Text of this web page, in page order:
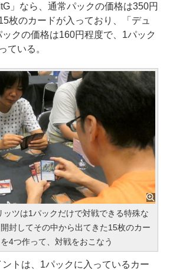
」なら、通常パックの価格は350円
枚のカードが入っており、「デュ
クの価格は160円程度で、1パック
ている。
ッツは1パックだけで対戦できる特殊な
封してその中から出てきた15枚のカー
4つ作って、対戦をおこなう
トは、1パックに入っているカー